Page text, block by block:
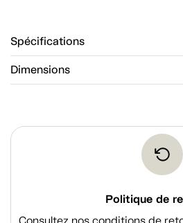
Spécifications
Dimensions
Politique de